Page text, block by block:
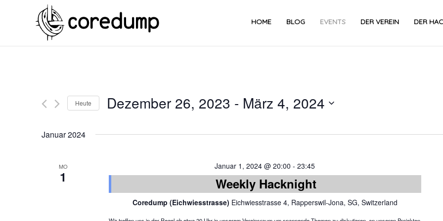
HOME BLOG EVENTS DER VEREIN DER
Heute Dezember 26, 2023 - März 4, 2024
Januar 2024
MO
1
Januar 1, 2024 @ 20:00 -23:45
Weekly Hacknight
Coredump (Eichwiesstrasse) Eichwiesstrasse 4, Rapperswil-Jona, SG, Switzerland